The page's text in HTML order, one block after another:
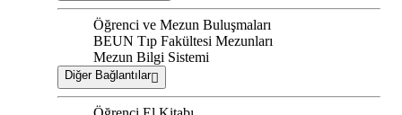
Öğrenci ve Mezun Buluşmaları
BEUN Tıp Fakültesi Mezunları
Mezun Bilgi Sistemi
Diğer Bağlantılar